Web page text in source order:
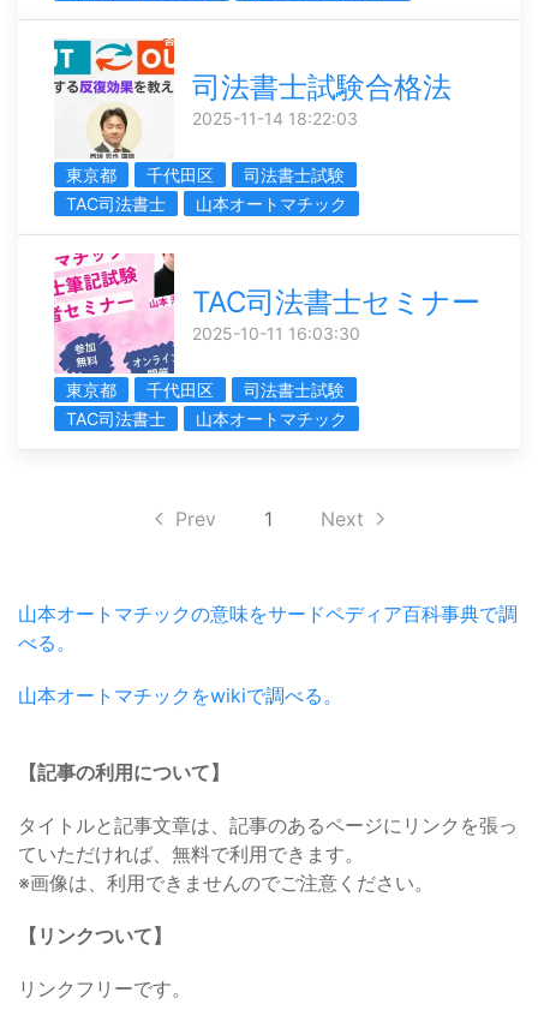
司法書士試験合格法
2025-11-14 18:22:03
東京都 千代田区
司法書士試験
TAC司法書士
山本オートマチック
TAC司法書士セミナー
2025-10-11 16:03:30
東京都 千代田区
司法書士試験
TAC司法書士
山本オートマチック
Prev 1 Next
山本オートマチックの意味をサードペディア百科事典で調
べる。
山本オートマチックをwikiで調べる。
【記事の利用について】
タイトルと記事文章は、記事のあるページにリンクを張っ
ていただければ、無料で利用できます。
※画像は、利用できませんのでご注意ください。
【リンクついて】
リンクフリーです。